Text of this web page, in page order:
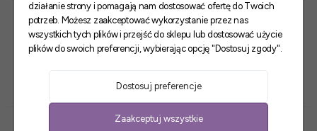
Zaufane płatności
działanie strony i pomagają nam dostosować ofertę do Twoich
potrzeb. Możesz zaakceptować wykorzystanie przez nas
wszystkich tych plików i przejść do sklepu lub dostosować użycie
plików do swoich preferencji, wybierając opcję "Dostosuj zgody".
Dostosuj preferencje
Zaakceptuj wszystkie